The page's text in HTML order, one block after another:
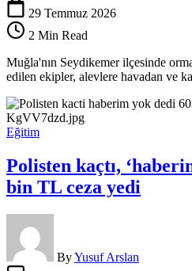
Antalya’da
yangını!
kontrolden
çıkıyor…
için
29 Temmuz 2026
2 Min Read
Muğla'nın Seydikemer ilçesinde
edilen ekipler, alevlere havadan ve
Eğitim
Polisten kaçtı,
bin TL ceza yedi
ByYusuf Arslan